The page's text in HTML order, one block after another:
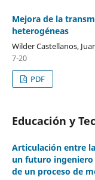
Mejora de la
heterogéneas
Wilder Castellanos,
7-20
PDF
Educación y
Articulación entre
un futuro ingeniero
de un proceso de